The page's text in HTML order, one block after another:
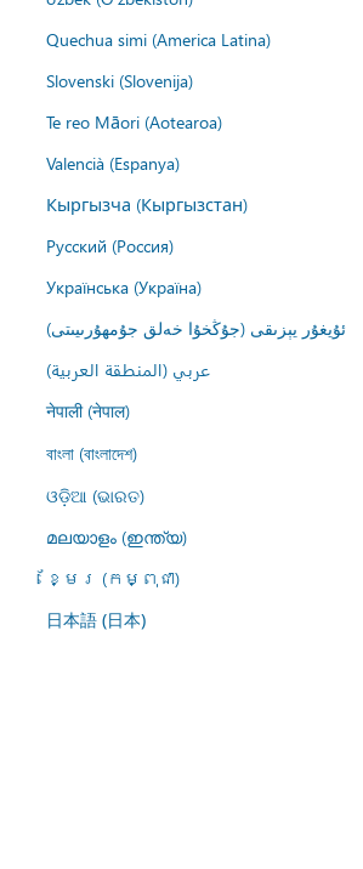
Quechua simi (America Latina)
Slovenski (Slovenija)
Te reo Māori (Aotearoa)
Valencià (Espanya)
Кыргызча (Кыргызстан)
Русский (Россия)
Українська (Україна)
ئۇيغۇر يېزىقى (جۇڭخۇا خەلق جۇمھۇرىيىتى)
عربي (المنطقة العربية)
नेपाली (नेपाल)
বাংলা (বাংলাদেশ)
ଓଡ଼ିଆ (ଭାରତ)
മലയാളം (ഇന്ത്യ)
ខ្មែរ (កម្ពុជា)
日本語 (日本)